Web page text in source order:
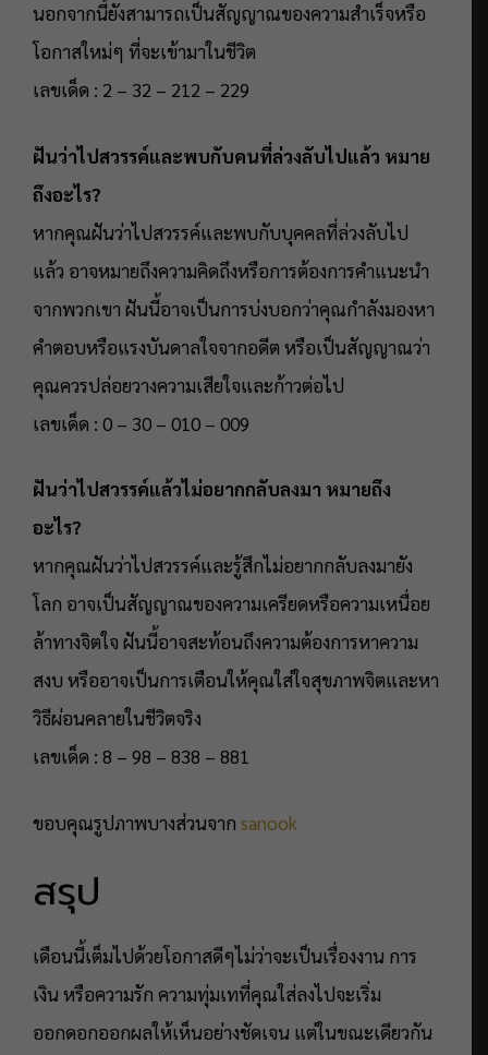
นอกจากนี้ยังสามารถเป็นสัญญาณของความสำเร็จหรือ
โอกาสใหม่ๆ ที่จะเข้ามาในชีวิต
เลขเด็ด : 2 – 32 – 212 – 229
ฝันว่าไปสวรรค์และพบกับคนที่ล่วงลับไปแล้ว หมาย
ถึงอะไร?
หากคุณฝันว่าไปสวรรค์และพบกับบุคคลที่ล่วงลับไป
แล้ว อาจหมายถึงความคิดถึงหรือการต้องการคำแนะนำ
จากพวกเขา ฝันนี้อาจเป็นการบ่งบอกว่าคุณกำลังมองหา
คำตอบหรือแรงบันดาลใจจากอดีต หรือเป็นสัญญาณว่า
คุณควรปล่อยวางความเสียใจและก้าวต่อไป
เลขเด็ด : 0 – 30 – 010 – 009
ฝันว่าไปสวรรค์แล้วไม่อยากกลับลงมา หมายถึง
อะไร?
หากคุณฝันว่าไปสวรรค์และรู้สึกไม่อยากกลับลงมายัง
โลก อาจเป็นสัญญาณของความเครียดหรือความเหนื่อย
ล้าทางจิตใจ ฝันนี้อาจสะท้อนถึงความต้องการหาความ
สงบ หรืออาจเป็นการเตือนให้คุณใส่ใจสุขภาพจิตและหา
วิธีผ่อนคลายในชีวิตจริง
เลขเด็ด : 8 – 98 – 838 – 881
ขอบคุณรูปภาพบางส่วนจาก sanook
สรุป
เดือนนี้เต็มไปด้วยโอกาสดีๆไม่ว่าจะเป็นเรื่องงาน การ
เงิน หรือความรัก ความทุ่มเทที่คุณใส่ลงไปจะเริ่ม
ออกดอกออกผลให้เห็นอย่างชัดเจน แต่ในขณะเดียวกัน